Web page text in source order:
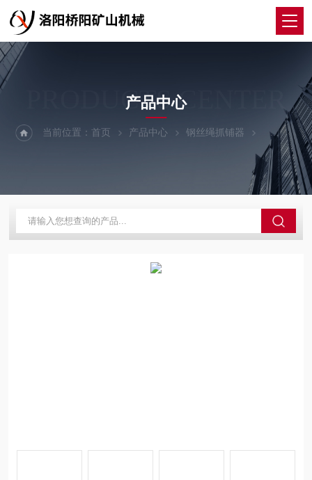
PRODUCTS CENTER
产品中心
当前位置：首页 产品中心 钢丝绳抓铺器 抓捕器